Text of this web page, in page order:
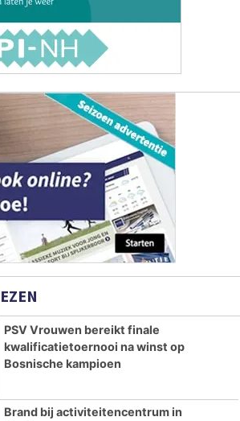
PSV Vrouwen bereikt finale
kwalificatietoernooi na winst op
Bosnische kampioen
Brand bij activiteitencentrum in